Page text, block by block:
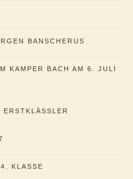
BANSCHERUS
KAMPER BACH AM 6. JULI
KLASSE